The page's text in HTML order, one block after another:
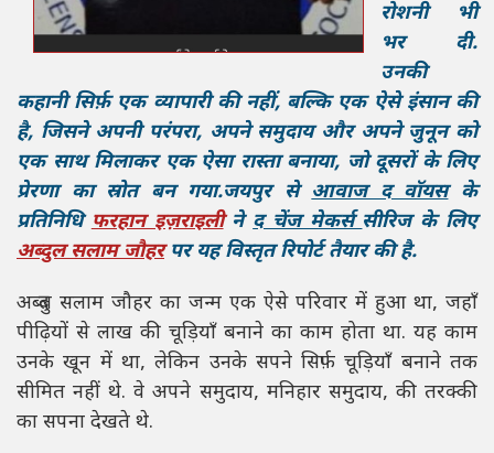
रोशनी भी
भर दी.
उनकी
कहानी सिर्फ़ एक व्यापारी की नहीं, बल्कि एक ऐसे इंसान की
है, जिसने अपनी परंपरा, अपने समुदाय और अपने जुनून को
एक साथ मिलाकर एक ऐसा रास्ता बनाया, जो दूसरों के लिए
प्रेरणा का स्रोत बन गया.जयपुर सेआवाज द वाॅयसके
प्रतिनिधिफरहान इज़राइलीनेद चेंज मेकर्ससीरिज के लिए
अब्दुल सलाम जौहरपर यह विस्तृत रिपोर्ट तैयार की है.
अब्दुल सलाम जौहर का जन्म एक ऐसे परिवार में हुआ था, जहाँ
पीढ़ियों से लाख की चूड़ियाँ बनाने का काम होता था. यह काम
उनके खून में था, लेकिन उनके सपने सिर्फ़ चूड़ियाँ बनाने तक
सीमित नहीं थे. वे अपने समुदाय, मनिहार समुदाय, की तरक्की
का सपना देखते थे.